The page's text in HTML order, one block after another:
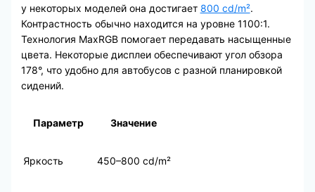
у некоторых моделей она достигает 800 cd/m².
Контрастность обычно находится на уровне 1100:1.
Технология MaxRGB помогает передавать насыщенные
цвета. Некоторые дисплеи обеспечивают угол обзора
178°, что удобно для автобусов с разной планировкой
сидений.
Параметр Значение
Яркость 450–800 cd/m²